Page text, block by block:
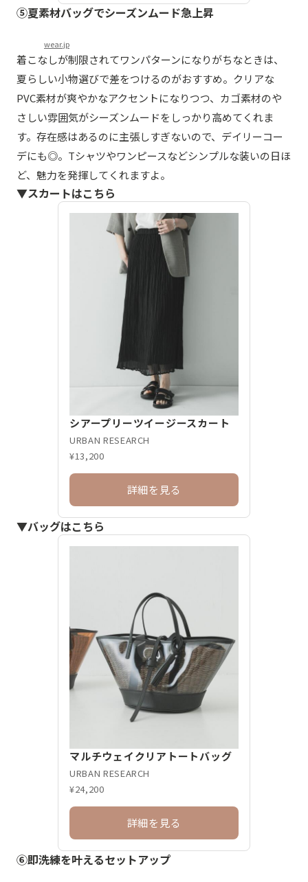
⑤夏素材バッグでシーズンムード急上昇
wear.jp
着こなしが制限されてワンパターンになりがちなときは、
夏らしい小物選びで差をつけるのがおすすめ。クリアな
PVC素材が爽やかなアクセントになりつつ、カゴ素材のや
さしい雰囲気がシーズンムードをしっかり高めてくれま
す。存在感はあるのに主張しすぎないので、デイリーコー
デにも◎。Tシャツやワンピースなどシンプルな装いの日ほ
ど、魅力を発揮してくれますよ。
▼スカートはこちら
シアープリーツイージースカート
URBAN RESEARCH
¥13,200
詳細を見る
▼バッグはこちら
マルチウェイクリアトートバッグ
URBAN RESEARCH
¥24,200
詳細を見る
⑥即洗練を叶えるセットアップ